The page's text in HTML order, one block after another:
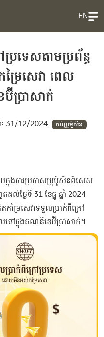
EN
រទេសតាមប្រព័ន្ធ
ៃសេវា ពេល
ប៊ីប្រាសាក់
: 31/12/2024 ចប់ប្រូម៉ូសិន
យក្នុងការប្រកាសប្រូម៉ូសិនពិសេស
ល់ថ្ងៃទី 31 ខែធ្នូ ឆ្នាំ 2024
ម្រៃសេវាទទួលប្រាក់ពីក្រៅ
លទៅក្នុងគណនីខេប៊ីប្រាសាក់។